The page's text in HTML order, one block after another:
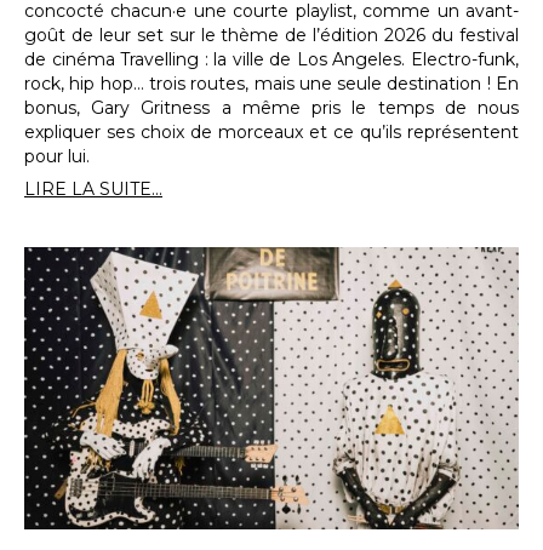
concocté chacun·e une courte playlist, comme un avant-
goût de leur set sur le thème de l’édition 2026 du festival
de cinéma Travelling : la ville de Los Angeles. Electro-funk,
rock, hip hop… trois routes, mais une seule destination ! En
bonus, Gary Gritness a même pris le temps de nous
expliquer ses choix de morceaux et ce qu’ils représentent
pour lui.
LIRE LA SUITE...